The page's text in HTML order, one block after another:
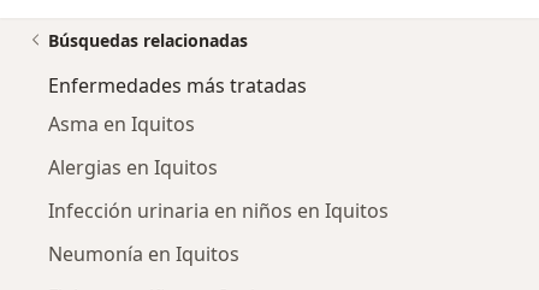
Búsquedas relacionadas
Enfermedades más tratadas
Asma en Iquitos
Alergias en Iquitos
Infección urinaria en niños en Iquitos
Neumonía en Iquitos